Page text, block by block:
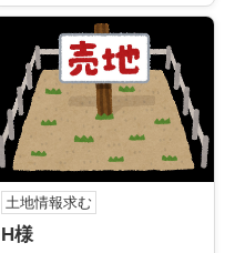
土地情報求む
H様